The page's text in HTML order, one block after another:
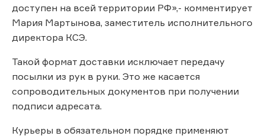
доступен на всей территории РФ»,- комментирует
Мария Мартынова, заместитель исполнительного
директора КСЭ.
Такой формат доставки исключает передачу
посылки из рук в руки. Это же касается
сопроводительных документов при получении
подписи адресата.
Курьеры в обязательном порядке применяют